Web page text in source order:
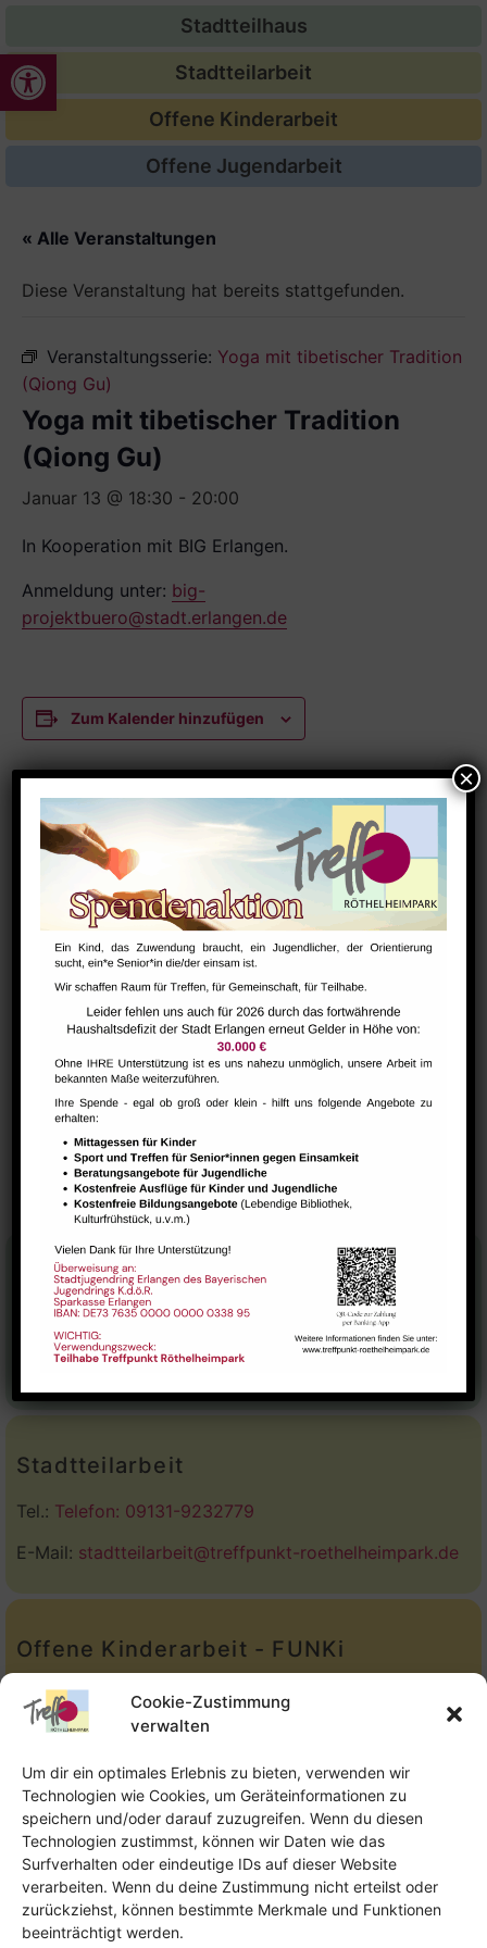
Werkzeugleiste öffnen
Cookie-Zustimmung
verwalten
Um dir ein optimales Erlebnis zu bieten, verwenden wir
Technologien wie Cookies, um Geräteinformationen zu
speichern und/oder darauf zuzugreifen. Wenn du diesen
Technologien zustimmst, können wir Daten wie das
Surfverhalten oder eindeutige IDs auf dieser Website
verarbeiten. Wenn du deine Zustimmung nicht erteilst oder
zurückziehst, können bestimmte Merkmale und Funktionen
beeinträchtigt werden.
Stadtteilhaus
Stadtteilarbeit
Offene Kinderarbeit
Offene Jugendarbeit
« Alle Veranstaltungen
Diese Veranstaltung hat bereits stattgefunden.
Veranstaltungsserie: Yoga mit tibetischer Tradition
(Qiong Gu)
Yoga mit tibetischer Tradition
(Qiong Gu)
Januar 13 @ 18:30 - 20:00
In Kooperation mit BIG Erlangen.
Anmeldung unter: big-
projektbuero@stadt.erlangen.de
Zum Kalender hinzufügen
DETAILS
Datum:
18:30 - 20:00
Serien:
VERANSTALTUNGSORT
Die Nähbienen Tanz mit bleib fit! – für Senior*innen ab „60+“
Stadtteilhaus
Tel.:09131-9232777
E-Mail:leitung@treffpunkt-roethelheimpark.de
Stadtteilarbeit
Tel.: Telefon: 09131-9232779
E-Mail: stadtteilarbeit@treffpunkt-roethelheimpark.de
Offene Kinderarbeit - FUNKi
Tel.:Telefon: 09131-610749
E-Mail:oka@treffpunkt-roethelheimpark.de
Offene Jugendarbeit - Easthouse
Tel:
09131–302259
E-Mail:oja@treffpunkt-roethelheimpark.de